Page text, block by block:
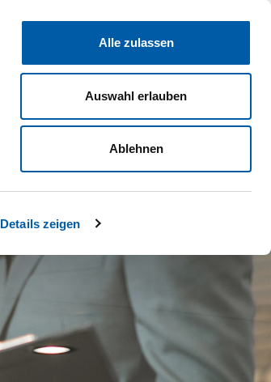
Details zeigen
Alle zulassen
Auswahl erlauben
Ablehnen
E-BIKES VAN CLUB